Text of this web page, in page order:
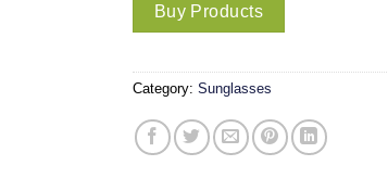
Buy Products
Category: Sunglasses